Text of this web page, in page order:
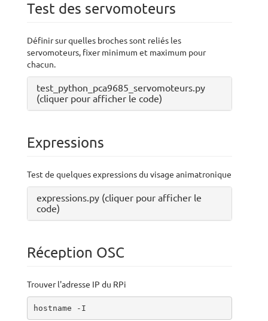
Test des servomoteurs
Définir sur quelles broches sont reliés les
servomoteurs, fixer minimum et maximum pour
chacun.
test_python_pca9685_servomoteurs.py
(cliquer pour afficher le code)
Expressions
Test de quelques expressions du visage animatronique
expressions.py (cliquer pour afficher le
code)
Réception OSC
Trouver l'adresse IP du RPi
hostname -I